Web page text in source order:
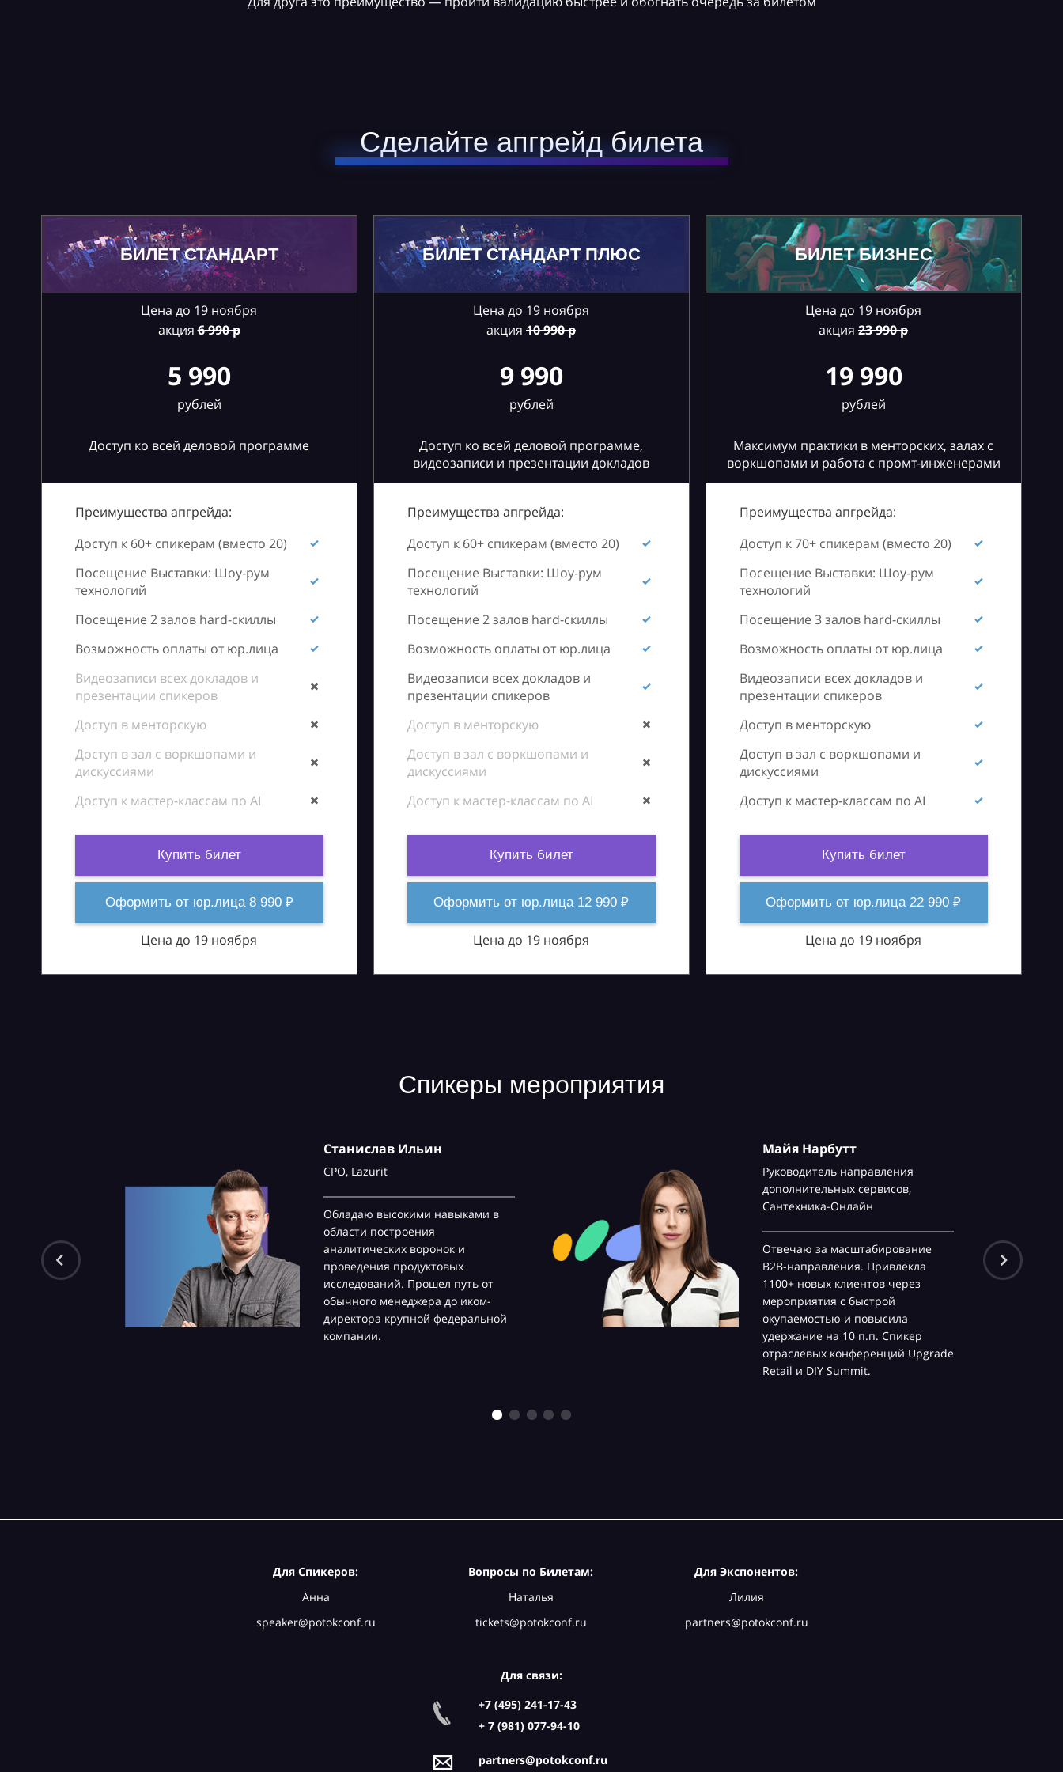
Сделайте апгрейд билета
БИЛЕТ СТАНДАРТ
Цена до 19 ноября
акция 6990 р
5 990
рублей
Доступ ко всей деловой программе
Преимущества апгрейда:
Доступ к 60+ спикерам (вместо 20)
Посещение Выставки: Шоу-рум
технологий
Посещение 2 залов hard-скиллы
Возможность оплаты от юр.лица
Видеозаписи всех докладов и
презентации спикеров
Доступ в менторскую
Доступ в зал с воркшопами и
дискуссиями
Доступ к мастер-классам по AI
Купить билет
Оформить от юр.лица 8 990 ₽
Цена до 19 ноября
БИЛЕТ СТАНДАРТ ПЛЮС
Цена до 19 ноября
акция 10990 р
9 990
рублей
Доступ ко всей деловой программе,
видеозаписи и презентации докладов
Преимущества апгрейда:
Доступ к 60+ спикерам (вместо 20)
Посещение Выставки: Шоу-рум
технологий
Посещение 2 залов hard-скиллы
Возможность оплаты от юр.лица
Видеозаписи всех докладов и
презентации спикеров
Доступ в менторскую
Доступ в зал с воркшопами и
дискуссиями
Доступ к мастер-классам по AI
Купить билет
Оформить от юр.лица 12 990 ₽
Цена до 19 ноября
БИЛЕТ БИЗНЕС
Цена до 19 ноября
акция 23990 р
19 990
рублей
Максимум практики в менторских, залах с
воркшопами и работа с промт-инженерами
Преимущества апгрейда:
Доступ к 70+ спикерам (вместо 20)
Посещение Выставки: Шоу-рум
технологий
Посещение 3 залов hard-скиллы
Возможность оплаты от юр.лица
Видеозаписи всех докладов и
презентации спикеров
Доступ в менторскую
Доступ в зал с воркшопами и
дискуссиями
Доступ к мастер-классам по AI
Купить билет
Оформить от юр.лица 22 990 ₽
Цена до 19 ноября
Спикеры мероприятия
Станислав Ильин
CPO, Lazurit
Обладаю высокими навыками в
области построения
аналитических воронок и
проведения продуктовых
исследований. Прошел путь от
обычного менеджера до иком-
директора крупной федеральной
компании.
Майя Нарбутт
Руководитель направления
дополнительных сервисов,
Сантехника-Онлайн
Отвечаю за масштабирование
B2B-направления. Привлекла
1100+ новых клиентов через
мероприятия с быстрой
окупаемостью и повысила
удержание на 10 п.п. Спикер
отраслевых конференций Upgrade
Retail и DIY Summit.
Для Спикеров:
Анна
speaker@potokconf.ru
Вопросы по Билетам:
Наталья
tickets@potokconf.ru
Для Экспонентов:
Лилия
partners@potokconf.ru
Для связи:
+7 (495) 241-17-43
+ 7 (981) 077-94-10
partners@potokconf.ru